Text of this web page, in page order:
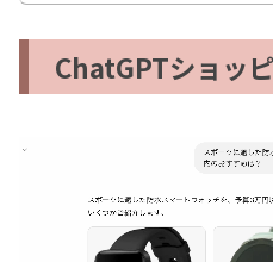
ChatGPTショッ